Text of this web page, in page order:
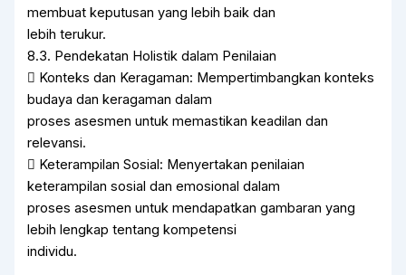
membuat keputusan yang lebih baik dan
lebih terukur.
8.3. Pendekatan Holistik dalam Penilaian
 Konteks dan Keragaman: Mempertimbangkan konteks
budaya dan keragaman dalam
proses asesmen untuk memastikan keadilan dan
relevansi.
 Keterampilan Sosial: Menyertakan penilaian
keterampilan sosial dan emosional dalam
proses asesmen untuk mendapatkan gambaran yang
lebih lengkap tentang kompetensi
individu.